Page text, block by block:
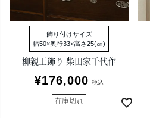
飾り付けサイズ
幅50×奥行33×高さ25(㎝)
柳親王飾り 柴田家千代作
¥176,000 税込
在庫切れ